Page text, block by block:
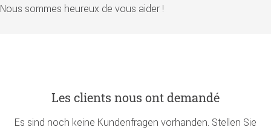
Nous sommes heureux de vous aider !
Les clients nous ont demandé
Es sind noch keine Kundenfragen vorhanden. Stellen Sie